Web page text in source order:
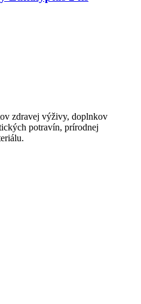
zdravej výživy, doplnkov
potravín, prírodnej